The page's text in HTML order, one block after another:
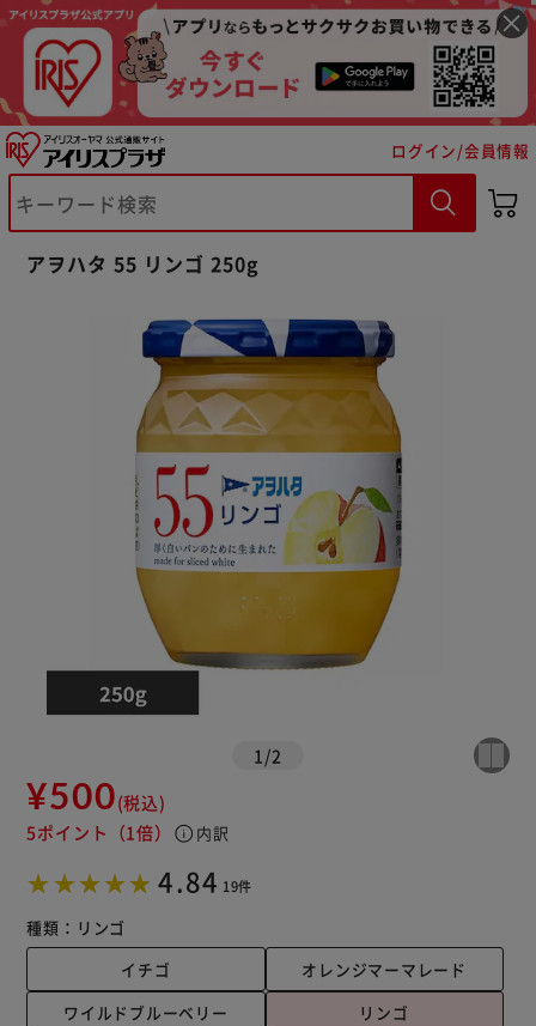
ログイン/会員情報
アヲハタ 55 リンゴ 250g
1 /2
¥500(税込)
5ポイント （1倍） info 内訳
4.84 19件
種類： リンゴ
イチゴ
オレンジマーマレード
ワイルドブルーベリー
リンゴ
※ご確認ください
カートに入れる 購入手続きへ